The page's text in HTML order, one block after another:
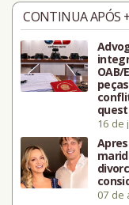
CONTINUA APÓS
OAB/
16 de
07 de